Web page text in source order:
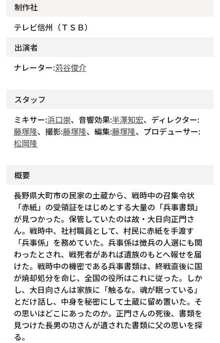
制作社
テレビ信州（ＴＳＢ）
出演者
ナレーター:苅谷俊介
スタッフ
ミキサー:浜口崇、音響効果:半澤知宏、ディレクター:
藤塚隆、撮影:藤塚隆、編集:藤塚隆、プロデューサー:
松岡隆
概要
長野県大町市の民家の土蔵から、戦時中の召集令状
「赤紙」の受領証をはじめとする大量の「兵事書類」
が見つかった。保管していたのは故・大日向正門さ
ん。戦時中、社村職員として、村民に赤紙を手渡す
「兵事係」を務めていた。兵事係は徴兵の人選にも関
わったとされ、戦死者があれば遺族のもとへ報せを届
けた。戦時中の機密である兵事書類は、終戦直後に国
が焼却処分を命じ、全国の役所はこれに従った。しか
し、大日向さんは家族に「触るな。魂が眠っている」
とだけ話し、中身を秘密にして土蔵に留め置いた。そ
の思いはどこにあったのか。正門さんの死後、書類を
見つけた長男の功さんが遺された書類に父の思いを探
る。